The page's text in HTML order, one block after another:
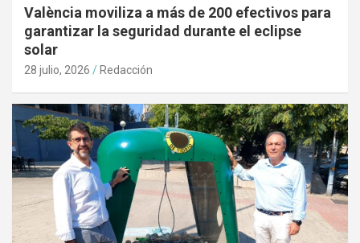
València moviliza a más de 200 efectivos para
garantizar la seguridad durante el eclipse
solar
28 julio, 2026 Redacción